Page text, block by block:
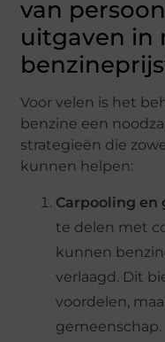
van
uitgaven in
Voor velen is het
benzine een
strategieën die
kunnen helpen:
Carpooling en
te delen met
kunnen
verlaagd. Dit
voordelen,
gemeenschap.